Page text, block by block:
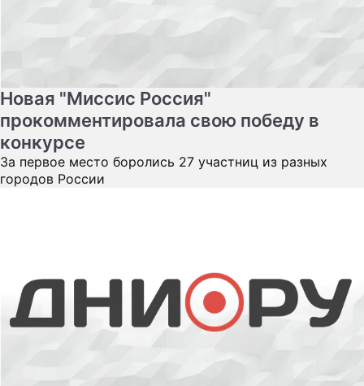
Новая "Миссис Россия"
прокомментировала свою победу в
конкурсе
За первое место боролись 27 участниц из разных
городов России